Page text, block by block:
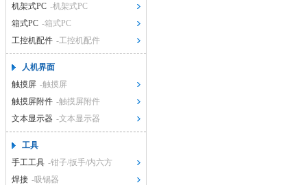
机架式PC -机架式PC
箱式PC -箱式PC
工控机配件 -工控机配件
人机界面
触摸屏 -触摸屏
触摸屏附件 -触摸屏附件
文本显示器 -文本显示器
工具
手工工具 -钳子/扳手/内六方
焊接 -吸锡器